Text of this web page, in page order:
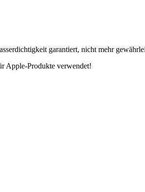
garantiert, nicht mehr
Apple-Produkte verwendet!